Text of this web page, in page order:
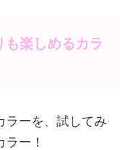
も楽しめるカラ
ラーを、試してみ
ー！